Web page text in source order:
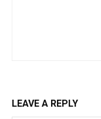
LEAVE A REPLY